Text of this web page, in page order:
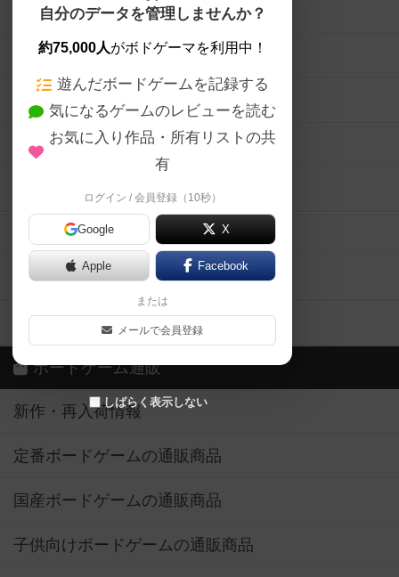
自分のデータを管理しませんか？
約75,000人がボドゲーマを利用中！
遊んだボードゲームを記録する
気になるゲームのレビューを読む
お気に入り作品・所有リストの共
有
ログイン / 会員登録（10秒）
Google X
Apple Facebook
または
メールで会員登録
しばらく表示しない
ボードゲームを検索する
ボードゲームの新着レビュー
ボードゲーム会情報
メカニクス特集
掲示板・トピックス
ボドとも・会員一覧
ボードゲーム業界コラム
ボドゲーマご利用案内
ボードゲーム通販
新作・再入荷情報
定番ボードゲームの通販商品
国産ボードゲームの通販商品
子供向けボードゲームの通販商品